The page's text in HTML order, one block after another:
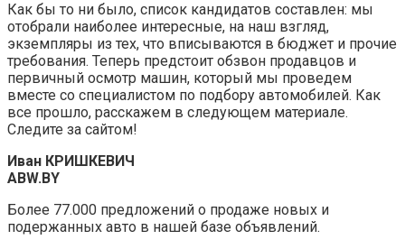
Как бы то ни было, список кандидатов составлен: мы
отобрали наиболее интересные, на наш взгляд,
экземпляры из тех, что вписываются в бюджет и прочие
требования. Теперь предстоит обзвон продавцов и
первичный осмотр машин, который мы проведем
вместе со специалистом по подбору автомобилей. Как
все прошло, расскажем в следующем материале.
Следите за сайтом!
Иван КРИШКЕВИЧ
ABW.BY
Более 77.000 предложений о продаже новых и
подержанных авто в нашей базе объявлений.